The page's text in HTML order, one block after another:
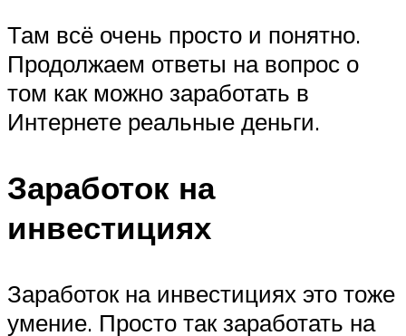
Там всё очень просто и понятно.
Продолжаем ответы на вопрос о
том как можно заработать в
Интернете реальные деньги.
Заработок на
инвестициях
Заработок на инвестициях это тоже
умение. Просто так заработать на